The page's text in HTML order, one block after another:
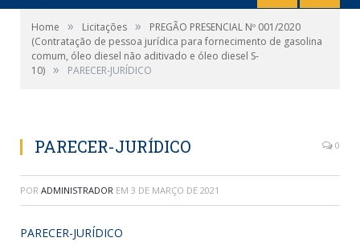
Home » Licitações »
PREGÃO PRESENCIAL Nº 001/2020
(Contratação de pessoa jurídica para fornecimento de gasolina
comum, óleo diesel não aditivado e óleo diesel S-
10) » PARECER-JURÍDICO
PARECER-JURÍDICO 0
POR ADMINISTRADOR EM 3 DE MARÇO DE 2021
PARECER-JURÍDICO